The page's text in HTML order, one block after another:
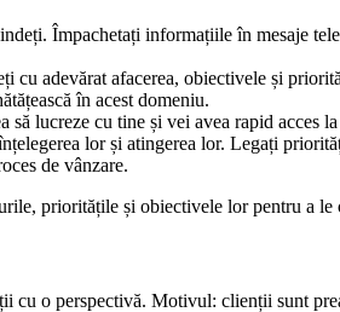
Împachetați informațiile în mesaje
adevărat afacerea, obiectivele și
în acest domeniu.
lucreze cu tine și vei avea rapid acces
lor și atingerea lor. Legați
de vânzare.
prioritățile și obiectivele lor pentru a
cu o perspectivă. Motivul: clienții sunt